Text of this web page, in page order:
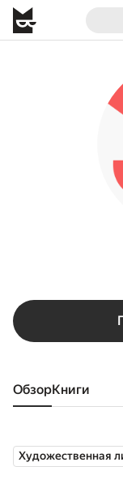
Обзор книги
Художественная